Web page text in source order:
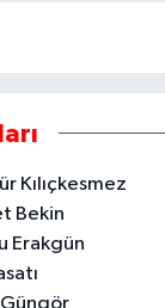
Kılıçkesmez
Bekin
Erakgün
Güngör